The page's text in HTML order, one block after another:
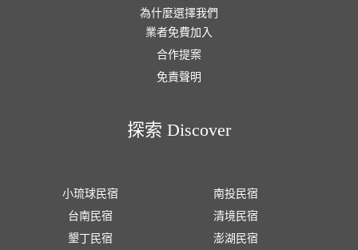
為什麼選擇我們
業者免費加入
合作提案
免責聲明
探索 Discover
小琉球民宿
台南民宿
墾丁民宿
南投民宿
清境民宿
澎湖民宿